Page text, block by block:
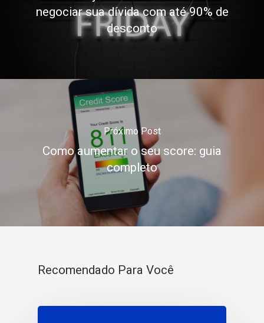
negociar sua dívida com até 90% de
desconto
Próximo Post
Como aumentar o seu score: guia
completo
Recomendado Para Você